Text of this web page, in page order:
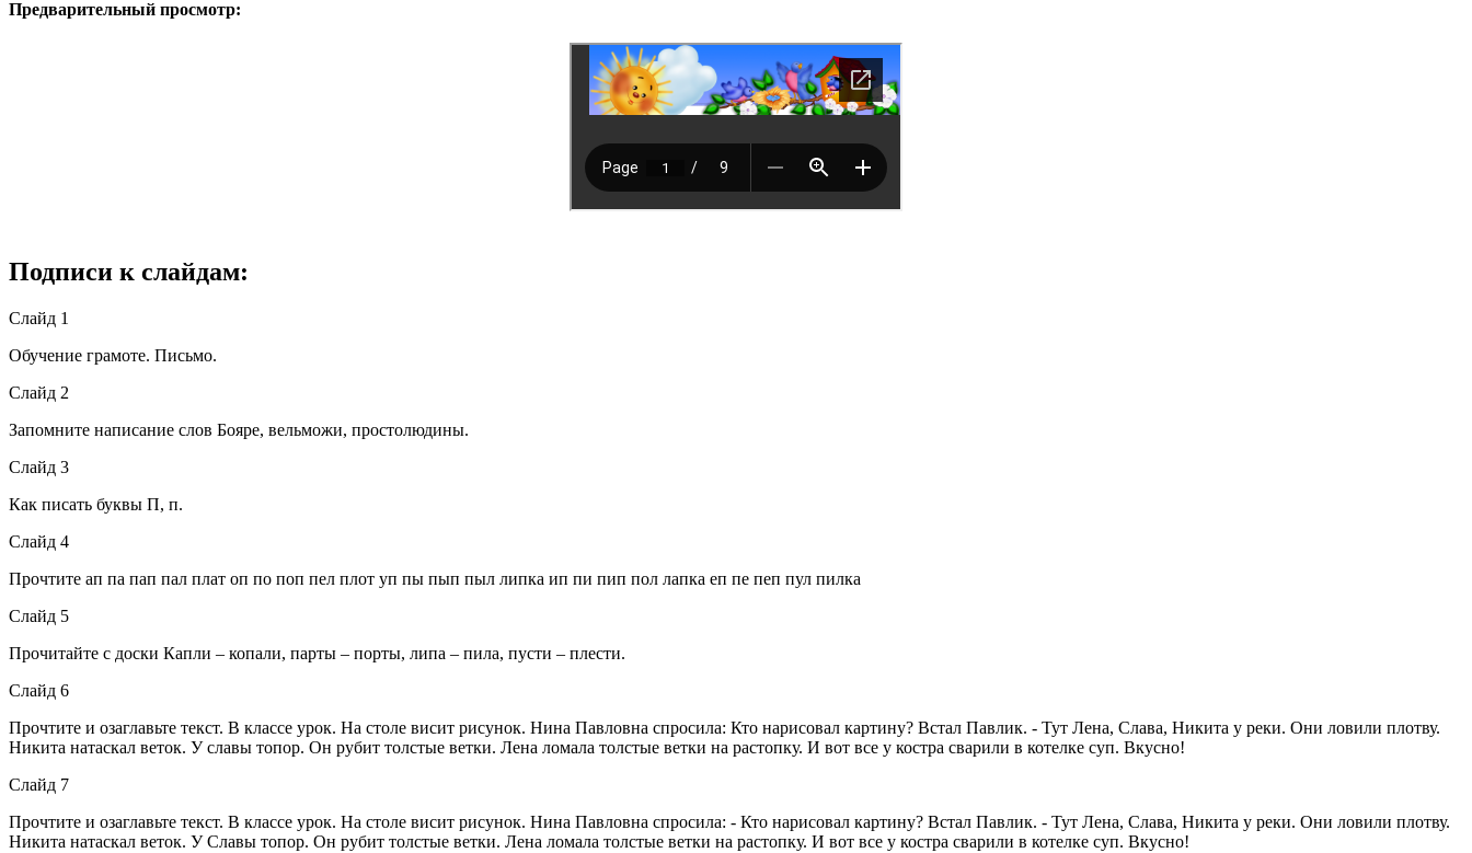
Предварительный просмотр:
Подписи к слайдам:
Слайд 1
Обучение грамоте. Письмо.
Слайд 2
Запомните написание слов Бояре, вельможи, простолюдины.
Слайд 3
Как писать буквы П, п.
Слайд 4
Прочтите ап па пап пал плат оп по поп пел плот уп пы пып пыл липка ип пи пип пол лапка еп пе пеп пул пилка
Слайд 5
Прочитайте с доски Капли – копали, парты – порты, липа – пила, пусти – плести.
Слайд 6
Прочтите и озаглавьте текст. В классе урок. На столе висит рисунок. Нина Павловна спросила: Кто нарисовал картину? Встал Павлик. - Тут Лена, Слава, Никита у реки. Они ловили плотву.
Никита натаскал веток. У славы топор. Он рубит толстые ветки. Лена ломала толстые ветки на растопку. И вот все у костра сварили в котелке суп. Вкусно!
Слайд 7
Прочтите и озаглавьте текст. В классе урок. На столе висит рисунок. Нина Павловна спросила: - Кто нарисовал картину? Встал Павлик. - Тут Лена, Слава, Никита у реки. Они ловили плотву.
Никита натаскал веток. У Славы топор. Он рубит толстые ветки. Лена ломала толстые ветки на растопку. И вот все у костра сварили в котелке суп. Вкусно!